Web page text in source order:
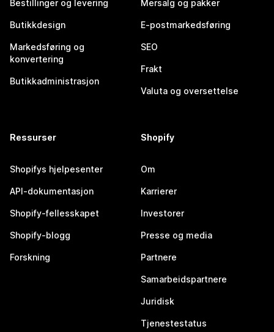
Bestillinger og levering
Butikkdesign
Markedsføring og
konvertering
Butikkadministrasjon
Mersalg og pakker
E-postmarkedsføring
SEO
Frakt
Valuta og oversettelse
Ressurser
Shopifys hjelpesenter
API-dokumentasjon
Shopify-fellesskapet
Shopify-blogg
Forskning
Shopify
Om
Karrierer
Investorer
Presse og media
Partnere
Samarbeidspartnere
Juridisk
Tjenestestatus